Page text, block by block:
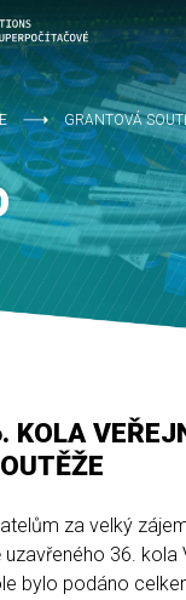
GRANTOVÁ
KOLA
za velký
36. kola
bylo podáno